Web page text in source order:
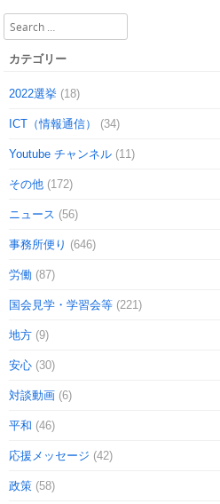
Search
カテゴリー
2022選挙 (18)
ICT（情報通信） (34)
Youtube チャンネル (11)
その他 (172)
ニュース (56)
事務所便り (646)
労働 (87)
国会見学・学習会等 (221)
地方 (9)
安心 (30)
対談動画 (6)
平和 (46)
応援メッセージ (42)
政策 (58)